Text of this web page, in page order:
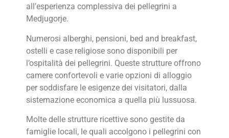
all’esperienza complessiva dei pellegrini a
Medjugorje.
Numerosi alberghi, pensioni, bed and breakfast,
ostelli e case religiose sono disponibili per
l’ospitalità dei pellegrini. Queste strutture offrono
camere confortevoli e varie opzioni di alloggio
per soddisfare le esigenze dei visitatori, dalla
sistemazione economica a quella più lussuosa.
Molte delle strutture ricettive sono gestite da
famiglie locali, le quali accolgono i pellegrini con